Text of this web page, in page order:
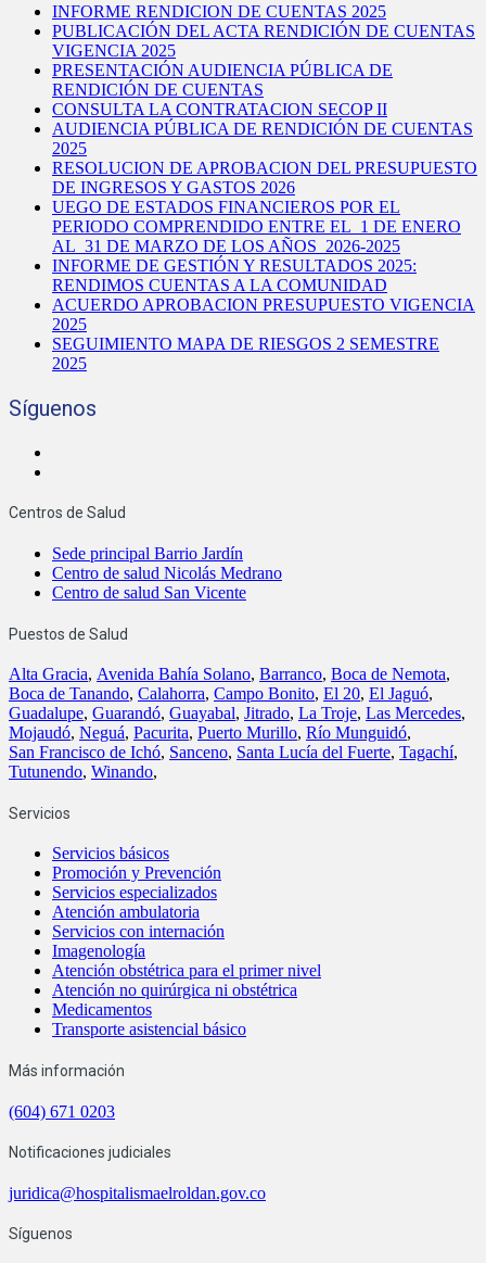
INFORME RENDICION DE CUENTAS 2025
PUBLICACIÓN DEL ACTA RENDICIÓN DE CUENTAS
VIGENCIA 2025
PRESENTACIÓN AUDIENCIA PÚBLICA DE
RENDICIÓN DE CUENTAS
CONSULTA LA CONTRATACION SECOP II
AUDIENCIA PÚBLICA DE RENDICIÓN DE CUENTAS
2025
RESOLUCION DE APROBACION DEL PRESUPUESTO
DE INGRESOS Y GASTOS 2026
UEGO DE ESTADOS FINANCIEROS POR EL
PERIODO COMPRENDIDO ENTRE EL 1 DE ENERO
AL 31 DE MARZO DE LOS AÑOS 2026-2025
INFORME DE GESTIÓN Y RESULTADOS 2025:
RENDIMOS CUENTAS A LA COMUNIDAD
ACUERDO APROBACION PRESUPUESTO VIGENCIA
2025
SEGUIMIENTO MAPA DE RIESGOS 2 SEMESTRE
2025
Síguenos
Centros de Salud
Sede principal Barrio Jardín
Centro de salud Nicolás Medrano
Centro de salud San Vicente
Puestos de Salud
Alta Gracia, Avenida Bahía Solano, Barranco, Boca de Nemota,
Boca de Tanando, Calahorra, Campo Bonito, El 20, El Jaguó,
Guadalupe, Guarandó, Guayabal, Jitrado, La Troje, Las Mercedes,
Mojaudó, Neguá, Pacurita, Puerto Murillo, Río Munguidó,
San Francisco de Ichó, Sanceno, Santa Lucía del Fuerte, Tagachí,
Tutunendo, Winando,
Servicios
Servicios básicos
Promoción y Prevención
Servicios especializados
Atención ambulatoria
Servicios con internación
Imagenología
Atención obstétrica para el primer nivel
Atención no quirúrgica ni obstétrica
Medicamentos
Transporte asistencial básico
Más información
(604) 671 0203
Notificaciones judiciales
juridica@hospitalismaelroldan.gov.co
Síguenos